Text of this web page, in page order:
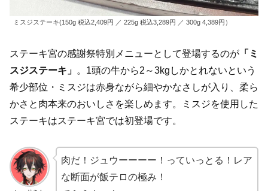
ミスジステーキ(150g 税込2,409円 ／ 225g 税込3,289円 ／ 300g 4,389円）
ステーキ宮の感謝祭特別メニューとして登場するのが 「ミ
スジステーキ」 。1頭の牛から2～3kgしかとれないという
希少部位・ミスジは赤身ながら細やかなさしが入り、柔ら
かさと肉本来のおいしさを楽しめます。ミスジを使用した
ステーキはステーキ宮では初登場です。
肉だ！ジュウーーーー！っていっとる！レア
な断面が飯テロの極み！